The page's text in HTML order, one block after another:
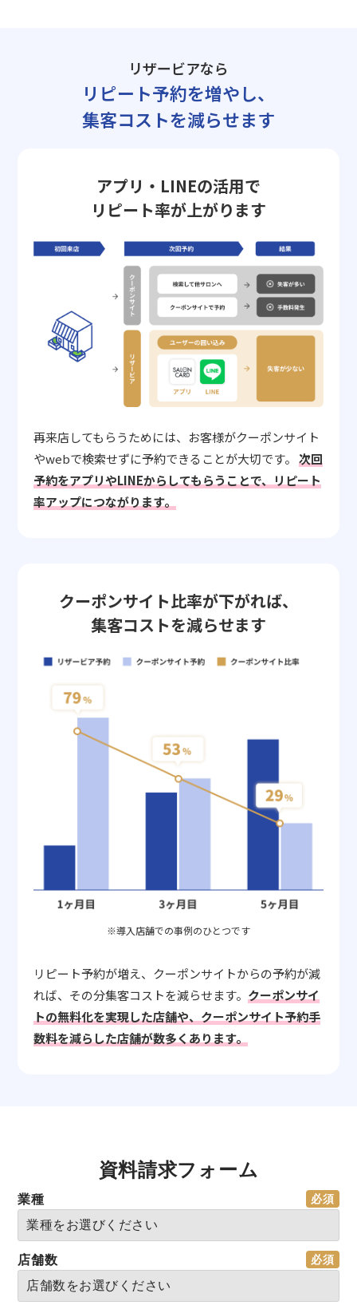
リザービアなら
リピート予約を増やし、
集客コストを減らせます
アプリ・LINEの活用で
リピート率が上がります
再来店してもらうためには、お客様がクーポンサイト
やwebで検索せずに予約できることが大切です。 次回
予約をアプリやLINEからしてもらうことで、リピート
率アップにつながります。
クーポンサイト比率が下がれば、
集客コストを減らせます
※導入店舗での事例のひとつです
リピート予約が増え、クーポンサイトからの予約が減
れば、その分集客コストを減らせます。 クーポンサイ
トの無料化を実現した店舗や、クーポンサイト予約手
数料を減らした店舗が数多くあります。
資料請求フォーム
業種
店舗数